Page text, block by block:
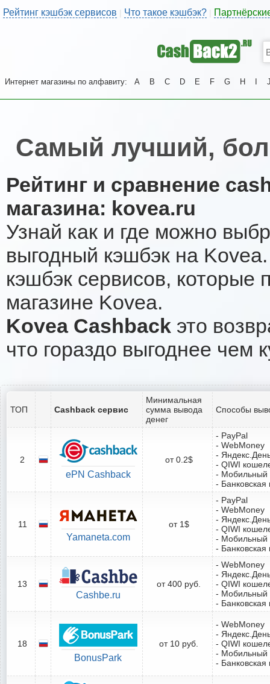
Рейтинг кэшбэк сервисов | Что такое кэшбэк?
Интернет магазины по алфавиту: A B C D E F G H
Самый лучший,
Рейтинг и сравнение
магазина: kovea.ru
Узнай как и где можно
выгодный кэшбэк на
кэшбэк сервисов, которые
магазине Kovea.
Kovea Cashback это
что гораздо выгоднее чем
ТОП Cashback сервис
Минимальная
сумма вывода
денег
Способы
2
ePN Cashback
от 0.2$
- PayPal
- WebMoney
-
- QIWI
- Мобильный
- Банковская
11
Yamaneta.com
от 1$
- PayPal
- WebMoney
-
- QIWI
- Мобильный
- Банковская
13
Cashbe.ru
от 400 руб.
- WebMoney
-
- QIWI
- Мобильный
- Банковская
18
BonusPark
от 10 руб.
- WebMoney
-
- QIWI
- Мобильный
- Банковская